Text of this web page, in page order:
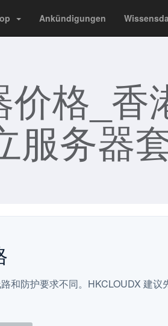
Ankündigungen
格_香
服务器
和防护要求不同。HKCLOUDX 建